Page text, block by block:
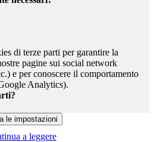
di terze parti per garantire la
pagine sui social network
e per conoscere il comportamento
Analytics).
a leggere